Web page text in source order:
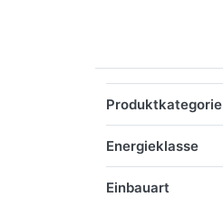
Produktkategorie
Energieklasse
Einbauart